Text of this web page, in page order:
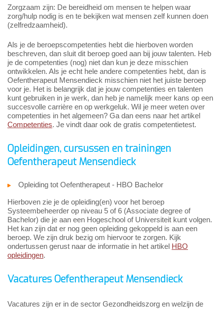
Zorgzaam zijn: De bereidheid om mensen te helpen waar
zorg/hulp nodig is en te bekijken wat mensen zelf kunnen doen
(zelfredzaamheid).
Als je de beroepscompetenties hebt die hierboven worden
beschreven, dan sluit dit beroep goed aan bij jouw talenten. Heb
je de competenties (nog) niet dan kun je deze misschien
ontwikkelen. Als je echt hele andere competenties hebt, dan is
Oefentherapeut Mensendieck misschien niet het juiste beroep
voor je. Het is belangrijk dat je jouw competenties en talenten
kunt gebruiken in je werk, dan heb je namelijk meer kans op een
succesvolle carrière en op werkgeluk. Wil je meer weten over
competenties in het algemeen? Ga dan eens naar het artikel
Competenties. Je vindt daar ook de gratis competentietest.
Opleidingen, cursussen en trainingen
Oefentherapeut Mensendieck
Opleiding tot Oefentherapeut - HBO Bachelor
Hierboven zie je de opleiding(en) voor het beroep
Systeembeheerder op niveau 5 of 6 (Associate degree of
Bachelor) die je aan een Hogeschool of Universiteit kunt volgen.
Het kan zijn dat er nog geen opleiding gekoppeld is aan een
beroep. We zijn druk bezig om hiervoor te zorgen. Kijk
ondertussen gerust naar de informatie in het artikel HBO
opleidingen.
Vacatures Oefentherapeut Mensendieck
Vacatures zijn er in de sector Gezondheidszorg en welzijn de